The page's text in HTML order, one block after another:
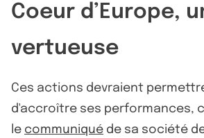
Coeur d’Europe,
vertueuse
Ces actions devraient permettre
d'accroître ses performances,
le communiqué de sa société